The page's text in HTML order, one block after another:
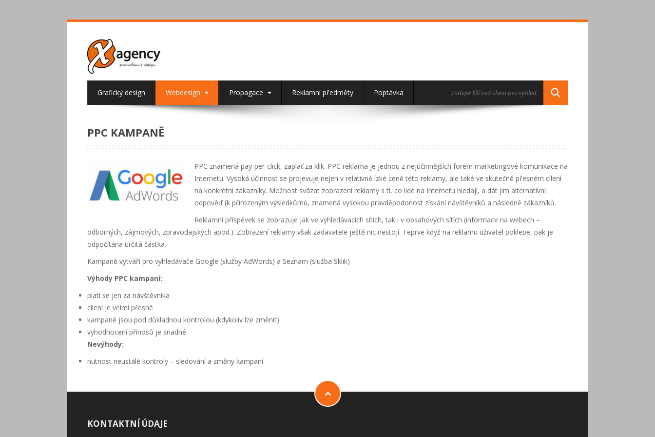
Grafický design Webdesign Propagace Reklamní předměty Poptávka
PPC KAMPANĚ
PPC znamená pay-per-click, zaplať za klik. PPC reklama je jednou z nejúčinnějších forem marketingové komunikace na
Internetu. Vysoká účinnost se projevuje nejen v relativně ízké ceně této reklamy, ale také ve skutečně přesném cílení
na konkrétní zákazníky. Možnost svázat zobrazení reklamy s tí, co lidé na Internetu hledají, a dát jim alternativní
odpověď (k přirozeným výsledkůmú, znamená vysokou pravděpodonost získání návštěvníků a následně zákazníků.
Reklamní příspěvek se zobrazuje jak ve vyhledávacích sítích, tak i v obsahových sítích (informace na webech –
odborných, zájmových, zpravodajských apod.). Zobrazení reklamy však zadavatele ještě nic nestojí. Teprve když na reklamu uživatel poklepe, pak je
odpočítána určitá částka.
Kampaně vytváří pro vyhledávače Google (služby AdWords) a Seznam (služba Sklik)
Výhody PPC kampaní:
platí se jen za návštěvníka
cílení je velmi přesné
kampaně jsou pod důkladnou kontrolou (kdykoliv lze změnit)
vyhodnocení přínosů je snadné
Nevýhody:
nutnost neustálé kontroly – sledování a změny kampaní
KONTAKTNÍ ÚDAJE